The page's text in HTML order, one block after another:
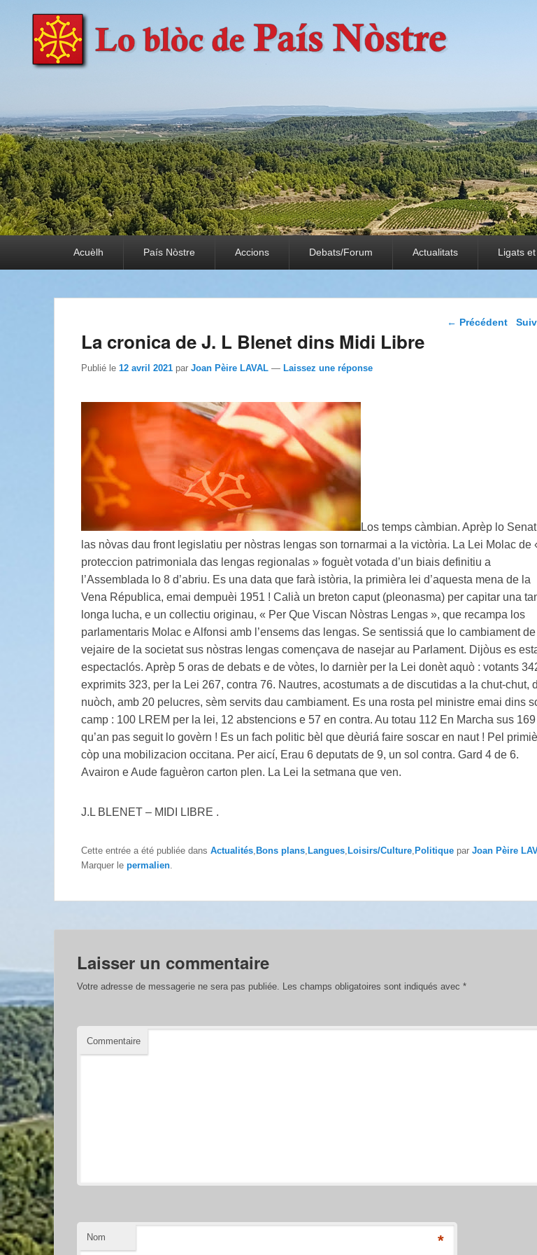
País Nòstre
Paratge e Convivència
Acuèlh País Nòstre Accions Debats/Forum Actualitats Ligats
Navigation
← Précédent
La cronica de J. L Blenet dins Midi Libre
Publié le 12 avril 2021 par Joan Pèire LAVAL — Laissez une réponse
Los temps càmbian. Aprèp lo
las nòvas dau front legislatiu per nòstras lengas son tornarmai a la victòria. La Lei Molac de
proteccion patrimoniala das lengas regionalas » foguèt votada d’un biais definitiu a
l’Assemblada lo 8 d’abriu. Es una data que farà istòria, la primièra lei d’aquesta mena de la
Vena Républica, emai dempuèi 1951 ! Calià un breton caput (pleonasma) per capitar una
longa lucha, e un collectiu originau, « Per Que Viscan Nòstras Lengas », que recampa los
parlamentaris Molac e Alfonsi amb l’ensems das lengas. Se sentissiá que lo cambiament de
vejaire de la societat sus nòstras lengas començava de nasejar au Parlament. Dijòus es
espectaclós. Aprèp 5 oras de debats e de vòtes, lo darnièr per la Lei donèt aquò : votants
exprimits 323, per la Lei 267, contra 76. Nautres, acostumats a de discutidas a la chut-chut,
nuòch, amb 20 pelucres, sèm servits dau cambiament. Es una rosta pel ministre emai dins
camp : 100 LREM per la lei, 12 abstencions e 57 en contra. Au totau 112 En Marcha sus 169
qu’an pas seguit lo govèrn ! Es un fach politic bèl que dèuriá faire soscar en naut ! Pel
còp una mobilizacion occitana. Per aicí, Erau 6 deputats de 9, un sol contra. Gard 4 de 6.
Avairon e Aude faguèron carton plen. La Lei la setmana que ven.
J.L BLENET – MIDI LIBRE .
Cette entrée a été publiée dans Actualités Bons plans Langues Loisirs/Culture Politique par Joan Pèire
Marquer le permalien
Laisser un commentaire
Votre adresse de messagerie ne sera pas publiée. Les champs obligatoires sont indiqués avec *
Commentaire
Nom *